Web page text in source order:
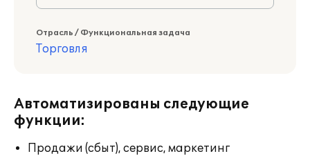
Отрасль / Функциональная задача
Торговля
Автоматизированы следующие
функции:
Продажи (сбыт), сервис, маркетинг